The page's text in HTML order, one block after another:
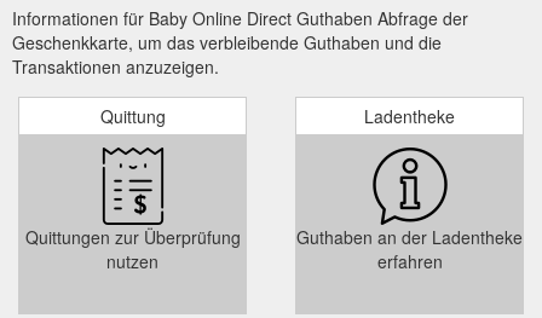
Informationen für Baby Online Direct Guthaben Abfrage der
Geschenkkarte, um das verbleibende Guthaben und die
Transaktionen anzuzeigen.
Quittung
Quittungen zur Überprüfung
nutzen
Ladentheke
Guthaben an der Ladentheke
erfahren